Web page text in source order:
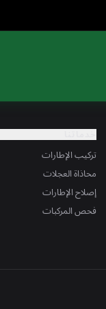
تركيب الإطارات
محاذاة العجلات
إصلاح الإطارات
فحص المركبات